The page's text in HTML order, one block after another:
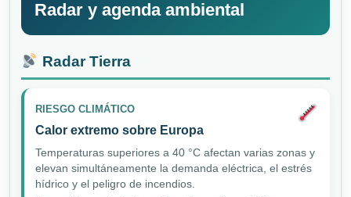
Radar y agenda ambiental
Radar Tierra
RIESGO CLIMÁTICO
Calor extremo sobre Europa
Temperaturas superiores a 40 °C afectan varias zonas y
elevan simultáneamente la demanda eléctrica, el estrés
hídrico y el peligro de incendios.